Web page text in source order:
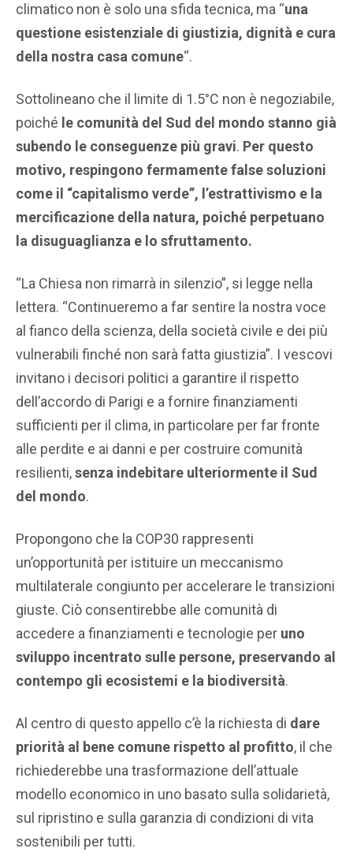
climatico non è solo una sfida tecnica, ma “una
questione esistenziale di giustizia, dignità e cura
della nostra casa comune“.
Sottolineano che il limite di 1.5°C non è negoziabile,
poiché le comunità del Sud del mondo stanno già
subendo le conseguenze più gravi. Per questo
motivo, respingono fermamente false soluzioni
come il “capitalismo verde”, l’estrattivismo e la
mercificazione della natura, poiché perpetuano
la disuguaglianza e lo sfruttamento.
“La Chiesa non rimarrà in silenzio”, si legge nella
lettera. “Continueremo a far sentire la nostra voce
al fianco della scienza, della società civile e dei più
vulnerabili finché non sarà fatta giustizia”. I vescovi
invitano i decisori politici a garantire il rispetto
dell’accordo di Parigi e a fornire finanziamenti
sufficienti per il clima, in particolare per far fronte
alle perdite e ai danni e per costruire comunità
resilienti,senza indebitare ulteriormente il Sud
del mondo.
Propongono che la COP30 rappresenti
un’opportunità per istituire un meccanismo
multilaterale congiunto per accelerare le transizioni
giuste. Ciò consentirebbe alle comunità di
accedere a finanziamenti e tecnologie per uno
sviluppo incentrato sulle persone, preservando al
contempo gli ecosistemi e la biodiversità.
Al centro di questo appello c’è la richiesta di dare
priorità al bene comune rispetto al profitto, il che
richiederebbe una trasformazione dell’attuale
modello economico in uno basato sulla solidarietà,
sul ripristino e sulla garanzia di condizioni di vita
sostenibili per tutti.